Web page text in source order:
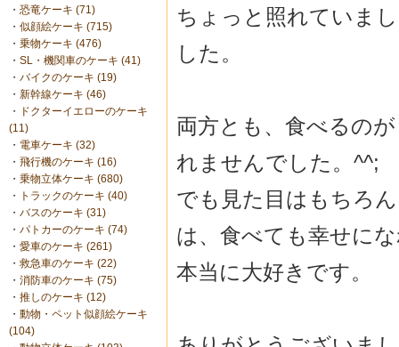
・ 恐竜ケーキ (71)
・ 似顔絵ケーキ (715)
・ 乗物ケーキ (476)
・ SL・機関車のケーキ (41)
・ バイクのケーキ (19)
・ 新幹線ケーキ (46)
・
ドクターイエローのケーキ
(11)
・ 電車ケーキ (32)
・ 飛行機のケーキ (16)
・ 乗物立体ケーキ (680)
・
トラックのケーキ (40)
・ バスのケーキ (31)
・ パトカーのケーキ (74)
・ 愛車のケーキ (261)
・ 救急車のケーキ (22)
・ 消防車のケーキ (75)
・ 推しのケーキ (12)
・ 動物・ペット似顔絵ケーキ
(104)
ちょっと照れていま
した。
両方とも、食べるの
れませんでした。^^;
でも見た目はもちろ
は、食べても幸せに
本当に大好きです。